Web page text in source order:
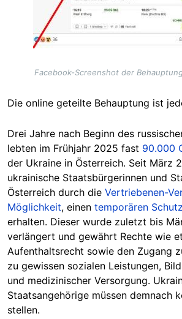
Facebook-Screenshot der
Die online geteilte Behauptung ist
Drei Jahre nach Beginn des
lebten im Frühjahr 2025 fast 90.000
der Ukraine in Österreich. Seit März
ukrainische Staatsbürgerinnen und
Österreich durch die Vertriebenen-
Möglichkeit, einen temporären
erhalten. Dieser wurde zuletzt bis
verlängert und gewährt Rechte wie
Aufenthaltsrecht sowie den Zugang
zu gewissen sozialen Leistungen,
und medizinischer Versorgung.
Staatsangehörige müssen demnach
stellen.